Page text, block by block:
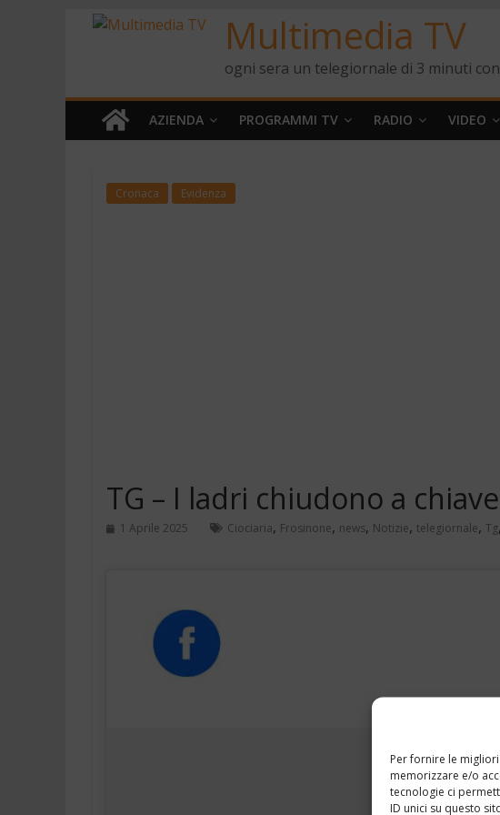
Per fornire le
memorizzare e/o
tecnologie ci
ID unici su questo
Multimedia TV
ogni sera un telegiornale di 3 minuti
AZIENDA PROGRAMMI TV RADIO VIDEO
Cronaca Evidenza
TG – I ladri chiudono a
1 Aprile 2025 Ciociaria, Frosinone, news, Notizie, telegiornale, Tg,